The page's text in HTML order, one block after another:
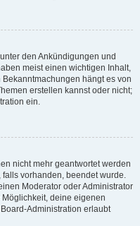
den Ankündigungen und
meist einen wichtigen Inhalt,
hängt es von
erstellen kannst oder nicht;
ein.
nicht mehr geantwortet werden
vorhanden, beendet wurde.
Moderator oder Administrator
deine eigenen
Administration erlaubt